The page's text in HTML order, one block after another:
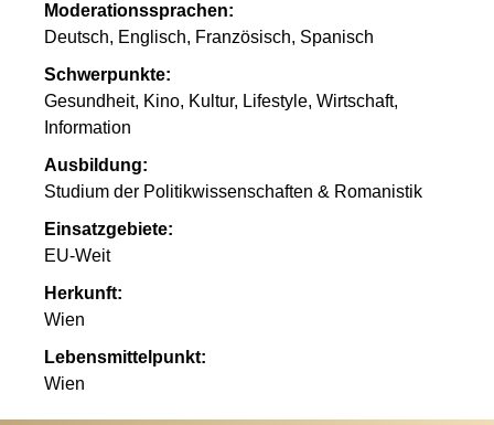
Moderationssprachen:
Deutsch, Englisch, Französisch, Spanisch
Schwerpunkte:
Gesundheit, Kino, Kultur, Lifestyle, Wirtschaft,
Information
Ausbildung:
Studium der Politikwissenschaften & Romanistik
Einsatzgebiete:
EU-Weit
Herkunft:
Wien
Lebensmittelpunkt:
Wien